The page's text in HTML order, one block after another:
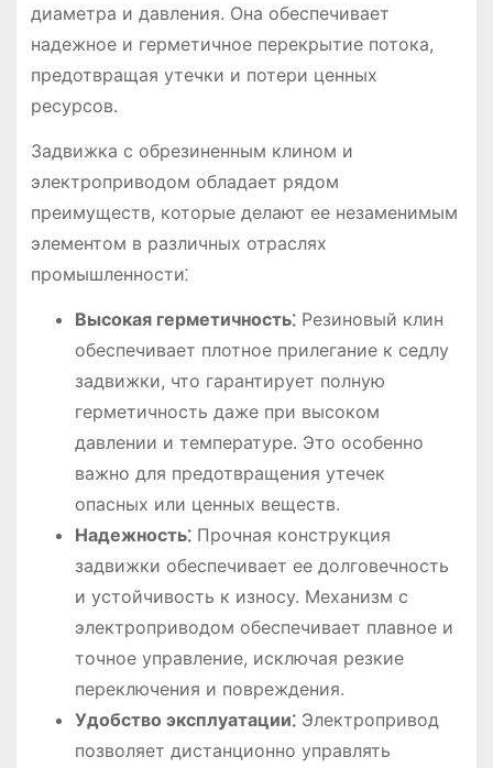
диаметра и давления. Она обеспечивает
надежное и герметичное перекрытие потока,
предотвращая утечки и потери ценных
ресурсов.
Задвижка с обрезиненным клином и
электроприводом обладает рядом
преимуществ, которые делают ее незаменимым
элементом в различных отраслях
промышленности⁚
Высокая герметичность⁚Резиновый клин
обеспечивает плотное прилегание к седлу
задвижки, что гарантирует полную
герметичность даже при высоком
давлении и температуре. Это особенно
важно для предотвращения утечек
опасных или ценных веществ.
Надежность⁚Прочная конструкция
задвижки обеспечивает ее долговечность
и устойчивость к износу. Механизм с
электроприводом обеспечивает плавное и
точное управление, исключая резкие
переключения и повреждения.
Удобство эксплуатации⁚Электропривод
позволяет дистанционно управлять